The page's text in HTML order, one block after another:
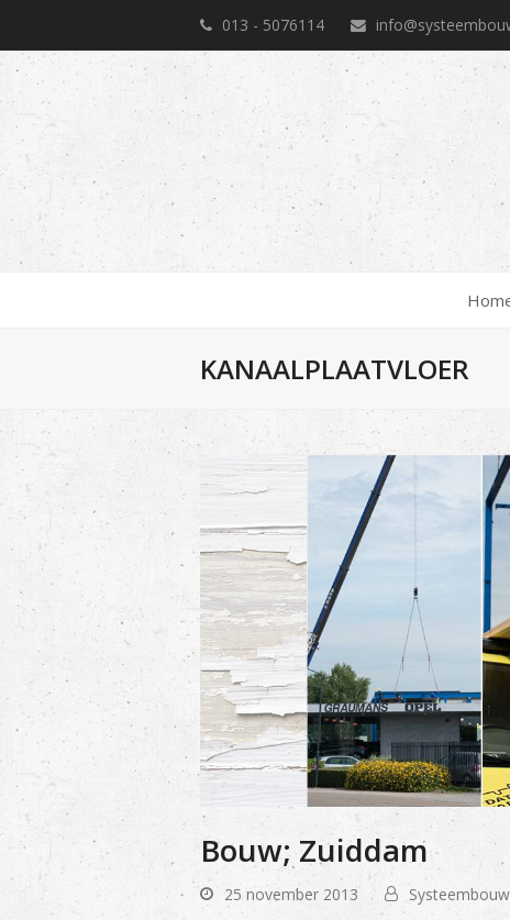
013 - 5076114
KANAALPLAATVLOER
Bouw; Zuiddam
25 november 2013 Systeembouw